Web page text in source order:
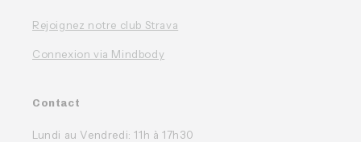
Rejoignez notre club Strava
Connexion via Mindbody
Contact
Lundi au Vendredi: 11h à 17h30